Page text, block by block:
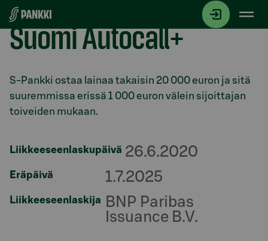
Siirry suoraan sisältöön
Suomi Autocall+
Osio otsikolla
S-Pankki ostaa lainaa takaisin 20 000 euron ja sitä
suuremmissa erissä 1 000 euron välein sijoittajan
toiveiden mukaan.
Liikkeeseenlaskupäivä 26.6.2020
Eräpäivä 1.7.2025
Liikkeeseenlaskija
BNP Paribas
Issuance B.V.